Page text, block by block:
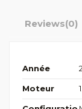
Reviews(0)
Année
Moteur